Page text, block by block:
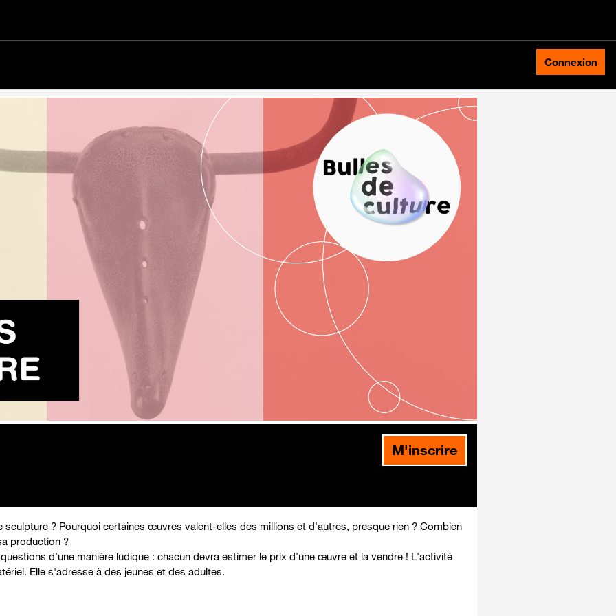
Connexion
M'inscrire
sculpture ? Pourquoi certaines œuvres valent-elles des millions et d'autres, presque rien ? Combien
production ?
d'une manière ludique : chacun devra estimer le prix d'une œuvre et la vendre ! L'activité
Elle s'adresse à des jeunes et des adultes.